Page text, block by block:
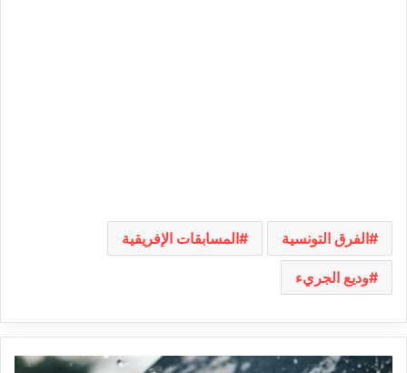
الفرق التونسية المسابقات الإفريقية
وديع الجريء
كميات